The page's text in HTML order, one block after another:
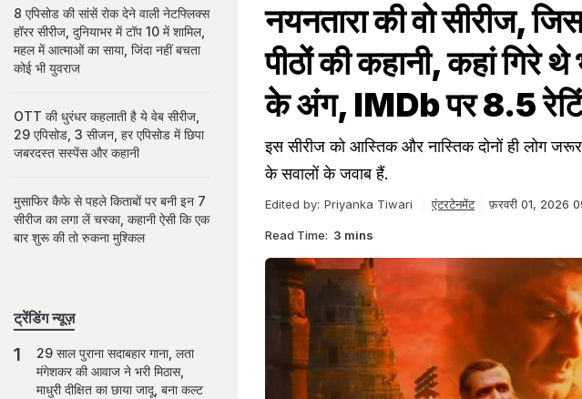
नयनतारा की वो सीरीज,
पीठों की कहानी, कहां गिरे
के अंग, IMDb पर 8.5
इस सीरीज को आस्तिक और नास्तिक दोनों ही लोग जरूर
के सवालों के जवाब हैं.
Edited by: Priyanka Tiwari एंटरटेनमेंट फ़रवरी 01, 2026
Read Time: 3 mins
8 एपिसोड की सांसें रोक देने वाली नेटफ्लिक्स
हॉरर सीरीज, दुनियाभर में टॉप 10 में शामिल,
महल में आत्माओं का साया, जिंदा नहीं बचता
कोई भी युवराज
OTT की धुरंधर कहलाती है ये वेब सीरीज,
29 एपिसोड, 3 सीजन, हर एपिसोड में छिपा
जबरदस्त सस्पेंस और कहानी
मुसाफिर कैफे से पहले किताबों पर बनी इन 7
सीरीज का लगा लें चस्का, कहानी ऐसी कि एक
बार शुरू की तो रुकना मुश्किल
ट्रेंडिंग न्यूज़
29 साल पुराना सदाबहार गाना, लता
मंगेशकर की आवाज ने भरी मिठास,
माधुरी दीक्षित का छाया जादू, बना कल्ट